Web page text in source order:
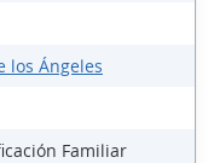
los Ángeles
Familiar